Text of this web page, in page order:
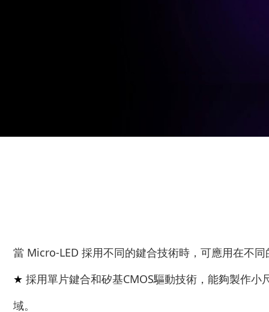
當 Micro-LED 採用不同的鍵合技術時，可應用在不同
★ 採用單片鍵合和矽基CMOS驅動技術，能夠製作
域。